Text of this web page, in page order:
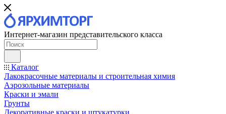
Интернет-магазин представительского класса
Каталог
Лакокрасочные материалы и строительная химия
Аэрозольные материалы
Краски и эмали
Грунты
Декоративные краски и штукатурки